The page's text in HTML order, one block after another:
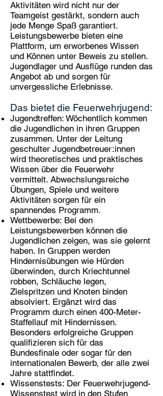
Aktivitäten wird nicht nur der
Teamgeist gestärkt, sondern auch
jede Menge Spaß garantiert.
Leistungsbewerbe bieten eine
Plattform, um erworbenes Wissen
und Können unter Beweis zu stellen.
Jugendlager und Ausflüge runden das
Angebot ab und sorgen für
unvergessliche Erlebnisse.
Das bietet die Feuerwehrjugend:
Jugendtreffen: Wöchentlich kommen
die Jugendlichen in ihren Gruppen
zusammen. Unter der Leitung
geschulter Jugendbetreuer:innen
wird theoretisches und praktisches
Wissen über die Feuerwehr
vermittelt. Abwechslungsreiche
Übungen, Spiele und weitere
Aktivitäten sorgen für ein
spannendes Programm.
Wettbewerbe: Bei den
Leistungsbewerben können die
Jugendlichen zeigen, was sie gelernt
haben. In Gruppen werden
Hindernisübungen wie Hürden
überwinden, durch Kriechtunnel
robben, Schläuche legen,
Zielspritzen und Knoten binden
absolviert. Ergänzt wird das
Programm durch einen 400-Meter-
Staffellauf mit Hindernissen.
Besonders erfolgreiche Gruppen
qualifizieren sich für das
Bundesfinale oder sogar für den
internationalen Bewerb, der alle zwei
Jahre stattfindet.
Wissenstests: Der Feuerwehrjugend-
Wissenstest wird in den Stufen